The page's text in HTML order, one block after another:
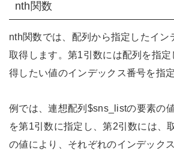
nth関数
nth関数では、配列から指定したイン
取得します。第1引数には配列を指定
得したい値のインデックス番号を指定
例では、連想配列$sns_listの要素の
を第1引数に指定し、第2引数には、
の値により、それぞれのインデック